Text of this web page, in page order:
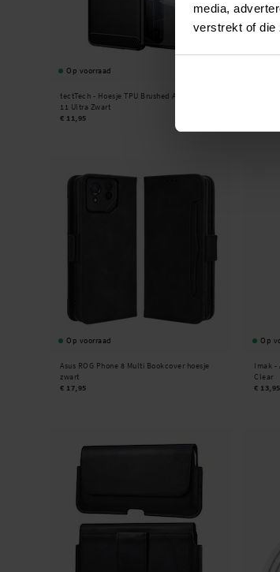
media,
verstrekt of die
Op voorraad
tectTech - Hoesje TPU Brushed Asus Zenfone
11 Ultra Zwart
€ 11,95
Op voorraad
Asus ROG Phone 8 Multi Bookcover hoesje
zwart
€ 17,95
Op
Imak -
Clear
€ 13,95